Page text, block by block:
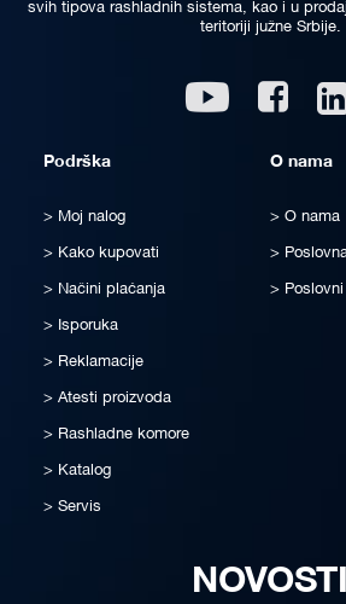
svih tipova rashladnih sistema, kao i u
teritoriji južne Srbije.
Youtube Facebook
Podrška
Moj nalog
Kako kupovati
Načini plaćanja
Isporuka
Reklamacije
Atesti proizvoda
Rashladne komore
Katalog
Servis
O nama
O nama
NOVOSTI